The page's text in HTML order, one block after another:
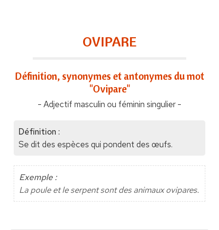
OVIPARE
Définition, synonymes et antonymes du mot
"Ovipare"
- Adjectif masculin ou féminin singulier -
Définition :
Se dit des espèces qui pondent des œufs.
Exemple :
La poule et le serpent sont des animaux ovipares.